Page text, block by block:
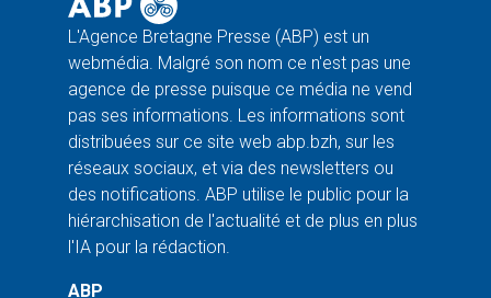
L'Agence Bretagne Presse (ABP) est un
webmédia. Malgré son nom ce n'est pas une
agence de presse puisque ce média ne vend
pas ses informations. Les informations sont
distribuées sur ce site web abp.bzh, sur les
réseaux sociaux, et via des newsletters ou
des notifications. ABP utilise le public pour la
hiérarchisation de l'actualité et de plus en plus
l'IA pour la rédaction.
ABP